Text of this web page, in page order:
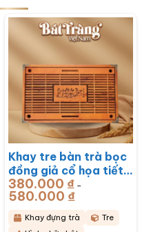
Khay tre bàn trà bọc
đồng giả cổ họa tiết
Mã Đáo Thành Công
43x28x6cm BT-
KDT16
380.000 ₫ –
580.000 ₫Khoảng
giá:
từ
380.000 ₫
đến
Khay đựng trà
Tre